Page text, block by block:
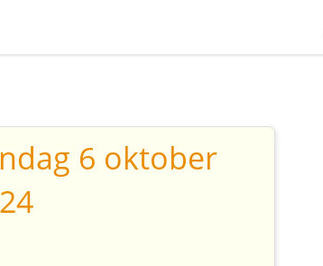
6 oktober